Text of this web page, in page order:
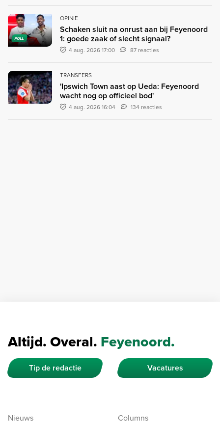
POLL
OPINIE
Schaken sluit na onrust aan bij Feyenoord
1: goede zaak of slecht signaal?
4 aug. 2026 17:00 87 reacties
TRANSFERS
'Ipswich Town aast op Ueda: Feyenoord
wacht nog op officieel bod'
4 aug. 2026 16:04 134 reacties
Altijd. Overal. Feyenoord.
Tip de redactie Vacatures
Nieuws
Columns